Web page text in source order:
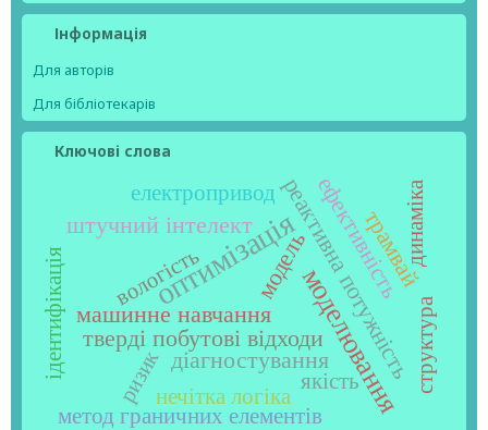
Інформація
Для авторів
Для бібліотекарів
Ключові слова
оптимізація
моделювання
реактивна потужність
ефективність
машинне навчання
модель
тверді побутові відходи
штучний інтелект
діагностування
трамвай
вологість
ризик
електропривод
метод граничних елементів
структура
якість
нечітка логіка
ідентифікація
динаміка